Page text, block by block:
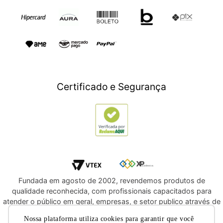
Nossa plataforma utiliza cookies para garantir que você
TV e Áudio
Games
Utilidades Domésticas
Presente para Pais
Compre e DoeCertificado e Segurança
Fundada em agosto de 2002, revendemos produtos de
qualidade reconhecida, com profissionais capacitados para
atender o público em geral, empresas, e setor publico através de